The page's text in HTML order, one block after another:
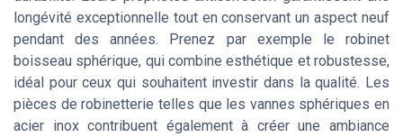
longévité exceptionnelle tout en conservant un aspect neuf
pendant des années. Prenez par exemple le robinet
boisseau sphérique, qui combine esthétique et robustesse,
idéal pour ceux qui souhaitent investir dans la qualité. Les
pièces de robinetterie telles que les vannes sphériques en
acier inox contribuent également à créer une ambiance